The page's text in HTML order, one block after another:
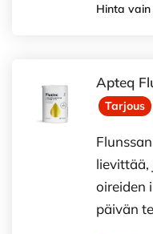
Hinta vain
Apteq
Tarjous
lievittää,
oireiden
päivän